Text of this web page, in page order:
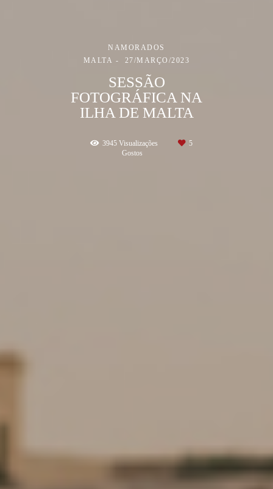
NAMORADOS
MALTA
27/MARÇO/2023
SESSÃO
FOTOGRÁFICA NA
ILHA DE MALTA
3945Visualizações
5
Gostos